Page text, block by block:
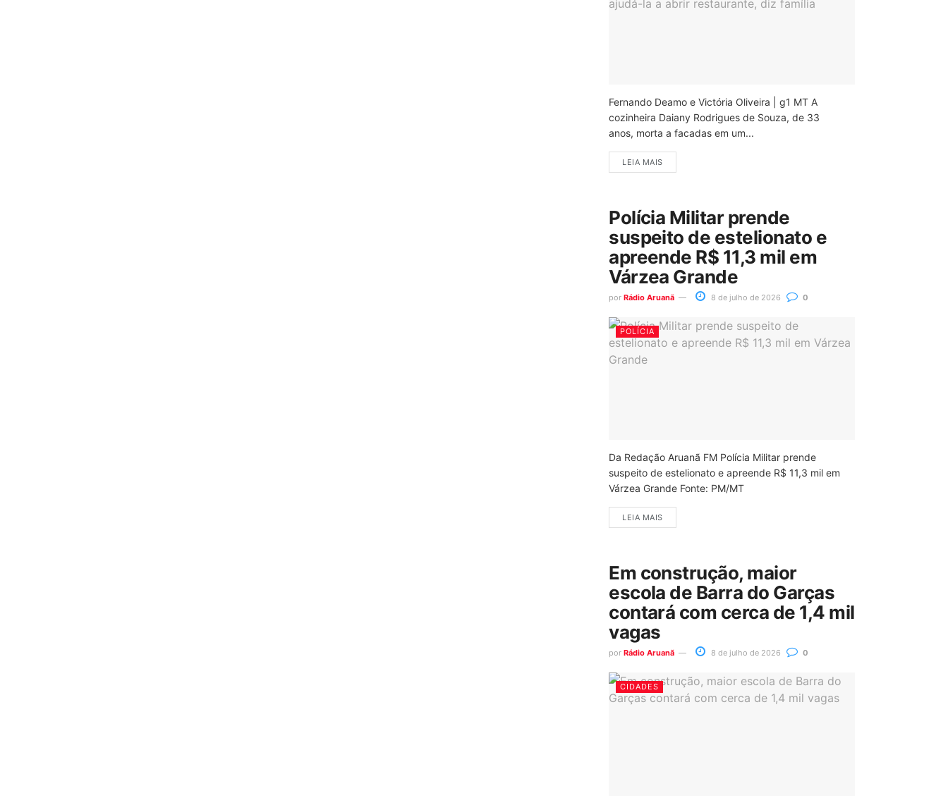
Fernando Deamo e Victória Oliveira | g1 MT A
cozinheira Daiany Rodrigues de Souza, de 33
anos, morta a facadas em um...
LEIA MAIS
Polícia Militar prende
suspeito de estelionato e
apreende R$ 11,3 mil em
Várzea Grande
por Rádio Aruanã 8 de julho de 2026 0
POLÍCIA
Da Redação Aruanã FM Polícia Militar prende
suspeito de estelionato e apreende R$ 11,3 mil em
Várzea Grande Fonte: PM/MT
LEIA MAIS
Em construção, maior
escola de Barra do Garças
contará com cerca de 1,4 mil
vagas
por Rádio Aruanã 8 de julho de 2026 0
CIDADES